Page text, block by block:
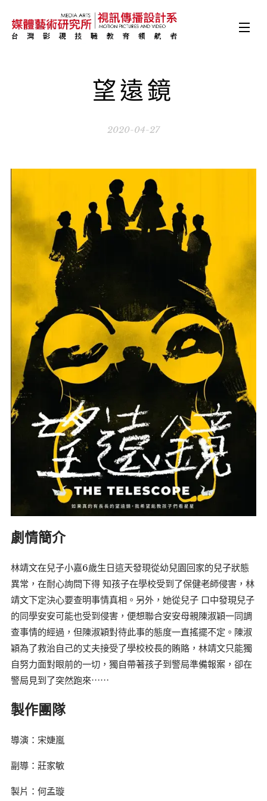
望遠鏡
2020-04-27
劇情簡介
林靖文在兒子小嘉6歲生日這天發現從幼兒園回家的兒子狀態
異常，在耐心詢問下得 知孩子在學校受到了保健老師侵害，林
靖文下定決心要查明事情真相。另外，她從兒子 口中發現兒子
的同學安安可能也受到侵害，便想聯合安安母親陳淑穎一同調
查事情的經過，但陳淑穎對待此事的態度一直搖擺不定。陳淑
穎為了救治自己的丈夫接受了學校校長的賄賂，林靖文只能獨
自努力面對眼前的一切，獨自帶著孩子到警局準備報案，卻在
警局見到了突然跑來⋯⋯
製作團隊
導演：宋婕嵐
副導：莊家敏
製片：何孟璇